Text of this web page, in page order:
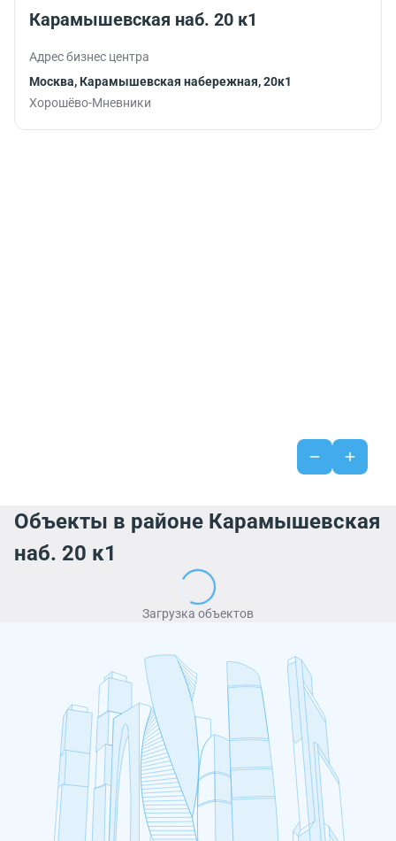
Карамышевская наб. 20 к1
Адрес бизнес центра
Москва, Карамышевская набережная, 20к1
Хорошёво-Мневники
Объекты в районе Карамышевская
наб. 20 к1
Загрузка объектов